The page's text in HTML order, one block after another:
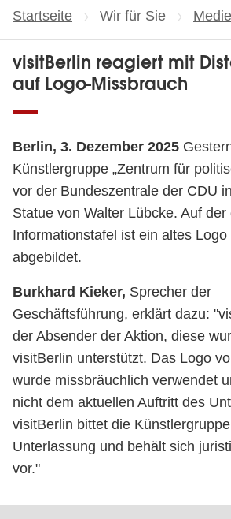
Startseite Wir für Sie
visitBerlin reagiert mit
auf Logo-Missbrauch
Berlin, 3. Dezember 2025
Künstlergruppe „Zentrum für
vor der Bundeszentrale der CDU
Statue von Walter Lübcke. Auf
Informationstafel ist ein altes
abgebildet.
Burkhard Kieker, Sprecher der
Geschäftsführung, erklärt dazu:
der Absender der Aktion, diese
visitBerlin unterstützt. Das Logo
wurde missbräuchlich verwendet
nicht dem aktuellen Auftritt des
visitBerlin bittet die
Unterlassung und behält sich
vor."